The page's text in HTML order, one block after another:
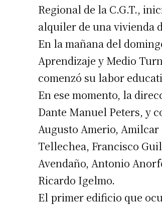
Regional de la C.G.T.,
alquiler de una vivienda
En la mañana del
Aprendizaje y Medio
comenzó su labor
En ese momento, la
Dante Manuel Peters, y
Augusto Amerio,
Tellechea, Francisco
Avendaño, Antonio
Ricardo Igelmo.
El primer edificio que